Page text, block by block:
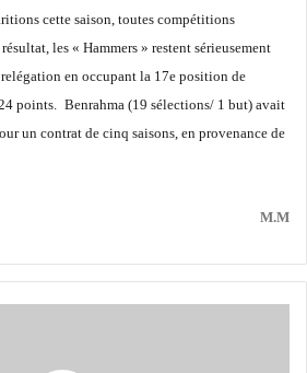
cette saison, toutes compétitions
résultat, les « Hammers » restent sérieusement
relégation en occupant la 17e position de
points.
Benrahma (19 sélections/ 1 but) avait
un contrat de cinq saisons, en provenance de
M.M